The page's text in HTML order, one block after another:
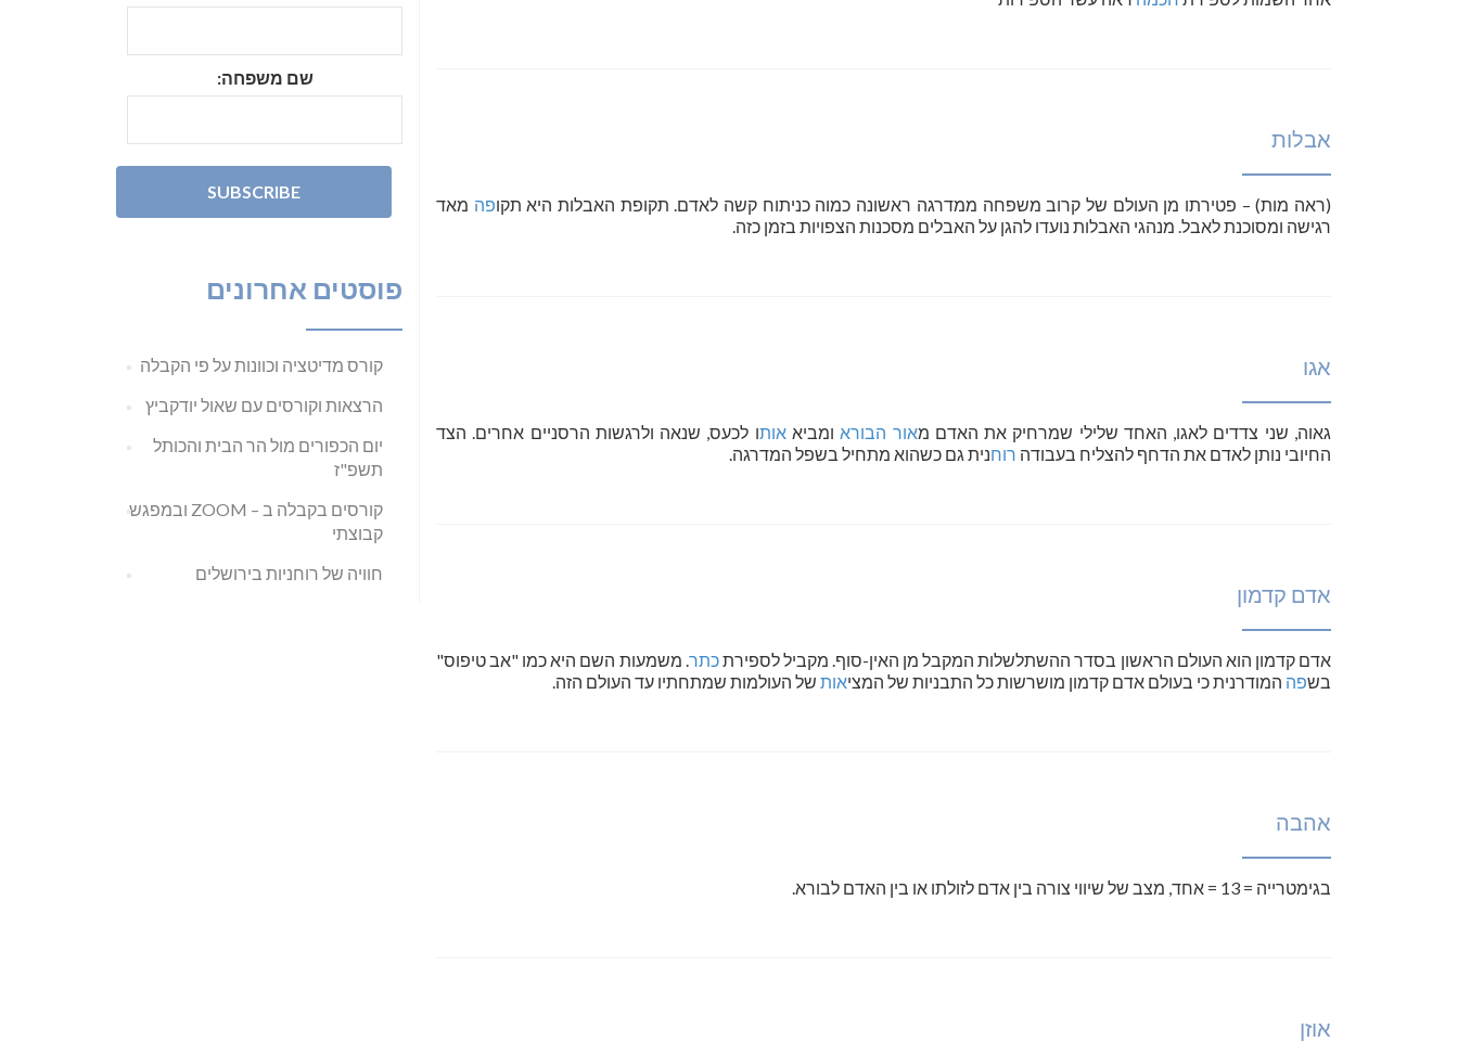
אבלות
(ראה מות) – פטירתו מן העולם של קרוב משפחה ממדרגה ראשונה כמוה כניתוח קשה לאדם. תקופת האבלות היא תקופה מאד
רגישה ומסוכנת לאבל. מנהגי האבלות נועדו להגן על האבלים מסכנות הצפויות בזמן כזה.
אגו
גאוה, שני צדדים לאגו, האחד שלילי שמרחיק את האדם מאור הבוראומביאאותו לכעס, שנאה ולרגשות הרסניים אחרים. הצד
החיובי נותן לאדם את הדחף להצליח בעבודה רוחנית גם כשהוא מתחיל בשפל המדרגה.
אדם קדמון
אדם קדמון הוא העולם הראשון בסדר ההשתלשלות המקבל מן האין-סוף. מקביל לספירתכתר. משמעות השם היא כמו "אב טיפוס"
בשפה המודרנית כי בעולם אדם קדמון מושרשות כל התבניות של המציאות של העולמות שמתחתיו עד העולם הזה.
אהבה
בגימטרייה = 13 = אחד, מצב של שיווי צורה בין אדם לזולתו או בין האדם לבורא.
אוזן
שם משפחה:
פוסטים אחרונים
קורס מדיטציה וכוונות על פי הקבלה
הרצאות וקורסים עם שאול יודקביץ
יום הכפורים מול הר הבית והכותל
תשפ"ז
קורסים בקבלה ב – ZOOM ובמפגש
קבוצתי
חוויה של רוחניות בירושלים